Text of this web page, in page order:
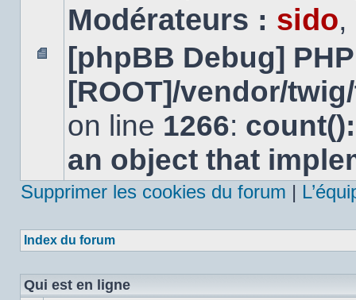
Aucun
message
non
Modérateurs : sido,
[phpBB Debug]
[ROOT]/vendor/
on line 1266:
an object that
Supprimer les cookies du forum |
Index du forum
Qui est en ligne